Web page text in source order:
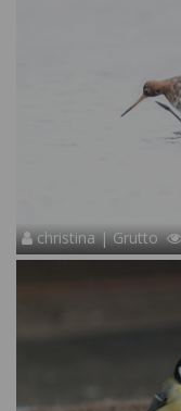
christina | Grutto